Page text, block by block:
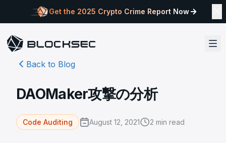
Get the 2025 Crypto Crime Report Now
Back to Blog
DAOMaker攻撃の分析
Code Auditing August 12, 2021 2 min read